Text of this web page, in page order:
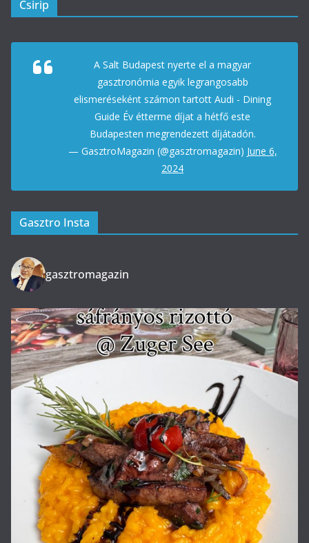
Csirip
A Salt Budapest nyerte el a magyar
gasztronómia egyik legrangosabb
elismeréseként számon tartott Audi - Dining
Guide Év étterme díjat a hétfő este
Budapesten megrendezett díjátadón.
— GasztroMagazin (@gasztromagazin) June 6,
2024
Gasztro Insta
gasztromagazin